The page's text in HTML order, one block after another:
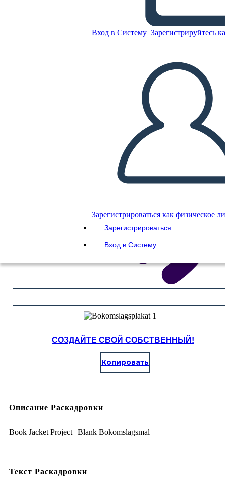
Вход в Систему Зарегистрируйтесь
Зарегистрироваться как физическое
Зарегистрироваться
Вход в Систему
Скопируйте эту раскадровку
ВОСПРОИЗВЕСТИ СЛАЙД-ШОУ
ПОЧИТАЙ МНЕ
СОЗДАЙТЕ СВОЙ СОБСТВЕННЫЙ!
Копировать
Описание Раскадровки
Book Jacket Project | Blank Bokomslagsmal
Текст Раскадровки